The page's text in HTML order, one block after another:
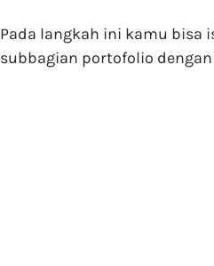
Pada langkah ini kamu bisa
subbagian portofolio